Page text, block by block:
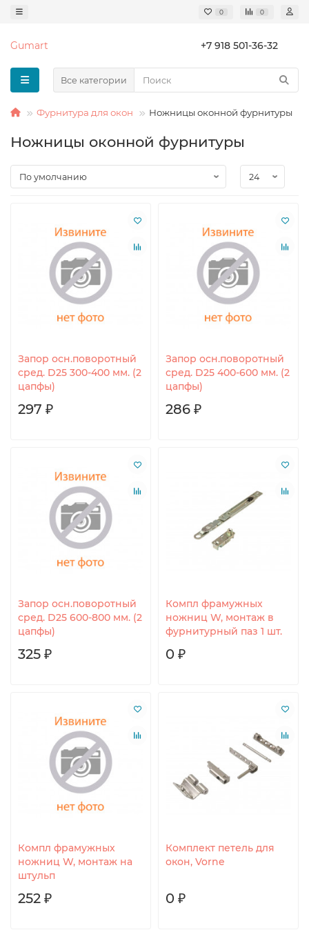
0 0
Gumart +7 918 501-36-32
Все категории
Фурнитура для окон Ножницы оконной фурнитуры
Ножницы оконной фурнитуры
Запор осн.поворотный
сред. D25 300-400 мм. (2
цапфы)
297 ₽
Запор осн.поворотный
сред. D25 400-600 мм. (2
цапфы)
286 ₽
Запор осн.поворотный
сред. D25 600-800 мм. (2
цапфы)
325 ₽
Компл фрамужных
ножниц W, монтаж в
фурнитурный паз 1 шт.
0 ₽
Компл фрамужных
ножниц W, монтаж на
штульп
252 ₽
Комплект петель для
окон, Vorne
0 ₽